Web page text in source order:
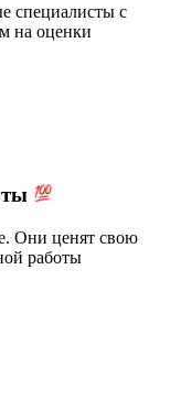
специалисты с
на оценки
Они ценят свою
работы